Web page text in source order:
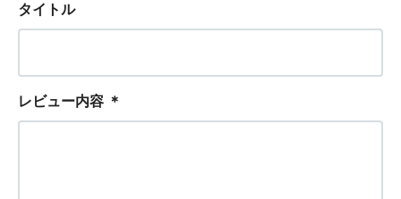
タイトル
レビュー内容 ＊